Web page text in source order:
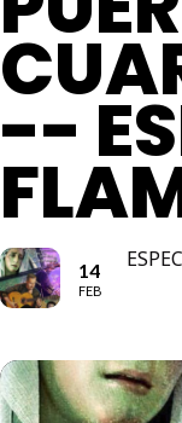
--
14
FEB